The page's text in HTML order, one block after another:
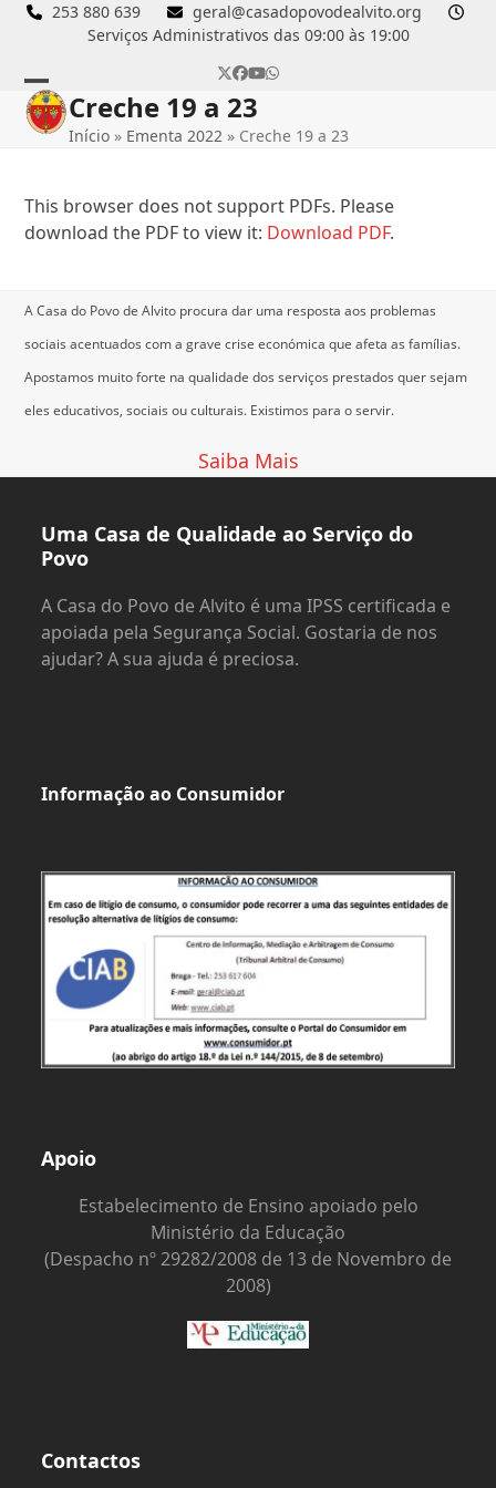
Skip
253 880 639
geral@casadopovodealvito.org
Serviços Administrativos das 09:00 às 19:00
Twitter
Facebook
YouTube
Whatsapp
Open
mobile
Close
mobile
Creche 19 a 23
Início » Ementa 2022 » Creche 19 a 23
This browser does not support PDFs. Please
download the PDF to view it: Download PDF.
A Casa do Povo de Alvito procura dar uma resposta aos problemas
sociais acentuados com a grave crise económica que afeta as famílias.
Apostamos muito forte na qualidade dos serviços prestados quer sejam
eles educativos, sociais ou culturais. Existimos para o servir.
Saiba Mais
Uma Casa de Qualidade ao Serviço do
Povo
A Casa do Povo de Alvito é uma IPSS certificada e
apoiada pela Segurança Social. Gostaria de nos
ajudar? A sua ajuda é preciosa.
Informação ao Consumidor
Apoio
Estabelecimento de Ensino apoiado pelo
Ministério da Educação
(Despacho nº 29282/2008 de 13 de Novembro de
2008)
Contactos